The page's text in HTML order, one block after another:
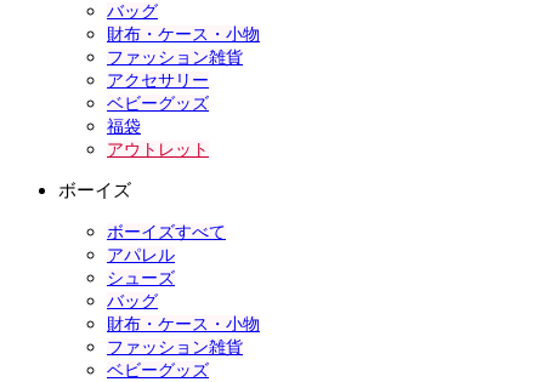
バッグ
財布・ケース・小物
ファッション雑貨
アクセサリー
ベビーグッズ
福袋
アウトレット
ボーイズ
ボーイズすべて
アパレル
シューズ
バッグ
財布・ケース・小物
ファッション雑貨
ベビーグッズ